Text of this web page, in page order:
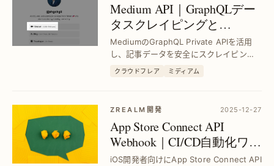
Medium API｜GraphQLデー
タスクレイピングと
Cloudflare突破技術の実践ガ
イド
MediumのGraphQL Private APIを活用
し、記事データを安全にスクレイピン
グ。Cloudflareの認証障壁を突破する具
クラウドフレア ミディアム
ZREALM開発 2025-12-27
App Store Connect API
Webhook｜CI/CD自動化ワー
クフローの効果的連携方法
iOS開発者向けにApp Store Connect API